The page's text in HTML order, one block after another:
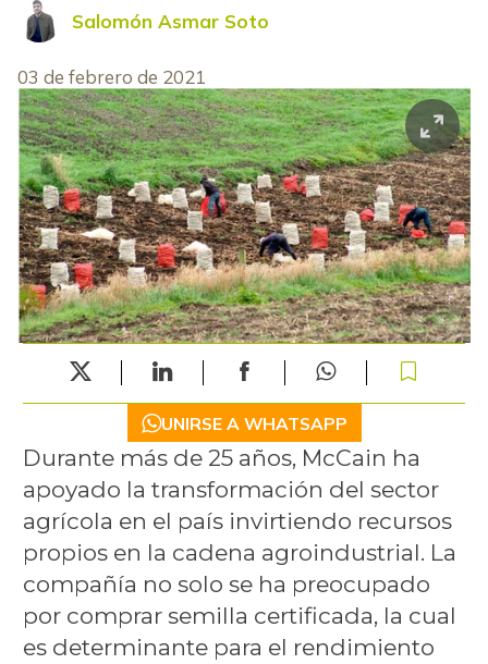
Salomón Asmar Soto
03 de febrero de 2021
UNIRSE A WHATSAPP
Durante más de 25 años, McCain ha
apoyado la transformación del sector
agrícola en el país invirtiendo recursos
propios en la cadena agroindustrial. La
compañía no solo se ha preocupado
por comprar semilla certificada, la cual
es determinante para el rendimiento